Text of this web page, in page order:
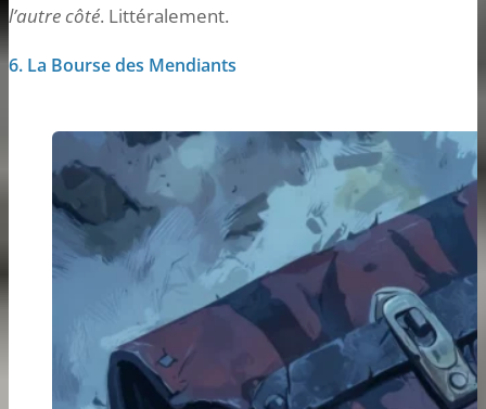
l’autre côté. Littéralement.
6. La Bourse des Mendiants